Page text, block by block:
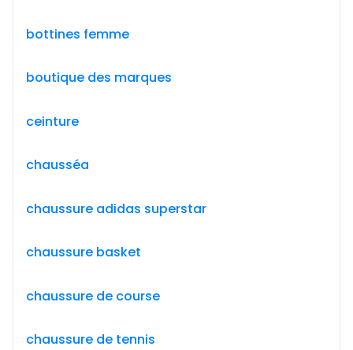
bottines femme
boutique des marques
ceinture
chausséa
chaussure adidas superstar
chaussure basket
chaussure de course
chaussure de tennis